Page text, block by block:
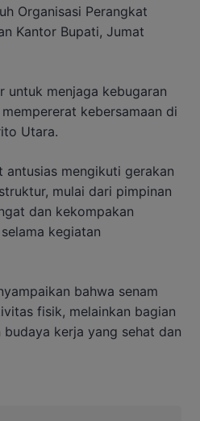
Organisasi Perangkat
Kantor Bupati, Jumat
untuk menjaga kebugaran
kebersamaan di
Utara.
antusias mengikuti gerakan
mulai dari pimpinan
dan kekompakan
kegiatan
bahwa senam
fisik, melainkan bagian
kerja yang sehat dan